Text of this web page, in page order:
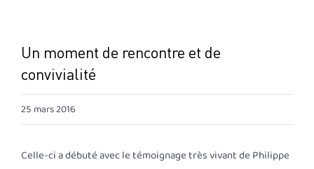
Un moment de rencontre et de
convivialité
25 mars 2016
Celle-ci a débuté avec le témoignage très vivant de Philippe